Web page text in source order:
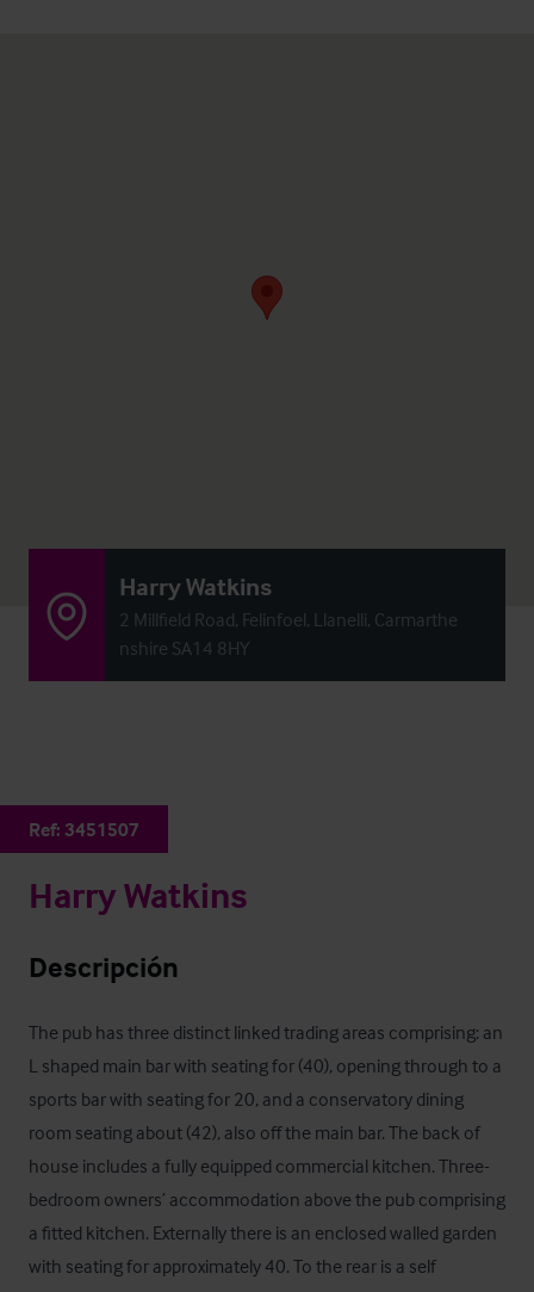
Harry Watkins
2 Millfield Road, Felinfoel, Llanelli, Carmarthe
nshire SA14 8HY
Ref: 3451507
Harry Watkins
Descripción
The pub has three distinct linked trading areas comprising: an
L shaped main bar with seating for (40), opening through to a
sports bar with seating for 20, and a conservatory dining
room seating about (42), also off the main bar. The back of
house includes a fully equipped commercial kitchen. Three-
bedroom owners’ accommodation above the pub comprising
a fitted kitchen. Externally there is an enclosed walled garden
with seating for approximately 40. To the rear is a self